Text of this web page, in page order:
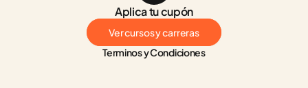
Aplica tu cupón
Ver cursos y carreras
Terminos y Condiciones